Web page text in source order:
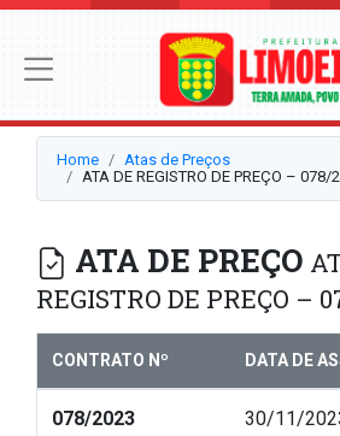
Home
Atas de Preços
ATA DE REGISTRO DE PREÇO – 078/
ATA DE PREÇO
REGISTRO DE PREÇO –
CONTRATO Nº DATA DE
078/2023 30/11/